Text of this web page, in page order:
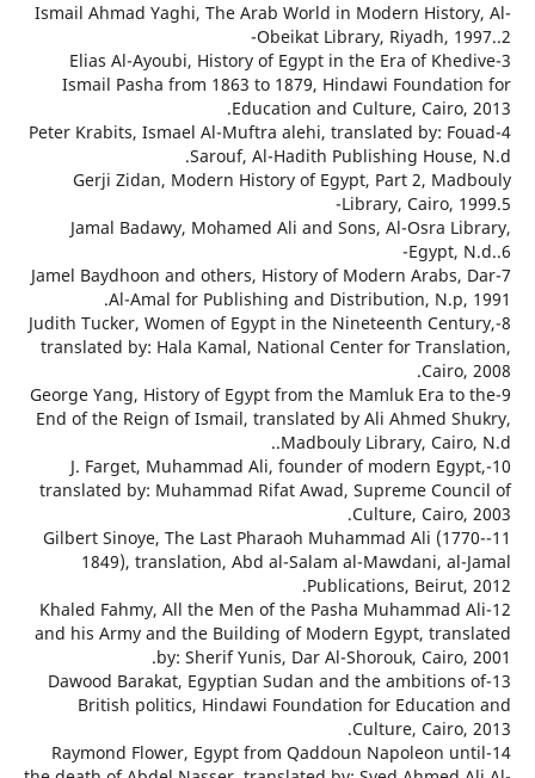
Ismail Ahmad Yaghi, The Arab World in Modern
Obeikat Library, Riyadh,
3-Elias Al-Ayoubi, History of Egypt in the Era of
Ismail Pasha from 1863 to 1879, Hindawi
Education and Culture,
4-Peter Krabits, Ismael Al-Muftra alehi, translated by:
Sarouf, Al-Hadith Publishing
Gerji Zidan, Modern History of Egypt, Part 2,
Library, Cairo,
Jamal Badawy, Mohamed Ali and Sons, Al-Osra
Egypt,
7-Jamel Baydhoon and others, History of Modern
Al-Amal for Publishing and Distribution,
8-Judith Tucker, Women of Egypt in the Nineteenth
translated by: Hala Kamal, National Center for
9-George Yang, History of Egypt from the Mamluk Era
End of the Reign of Ismail, translated by Ali Ahmed
Madbouly Library,
10-J. Farget, Muhammad Ali, founder of modern
translated by: Muhammad Rifat Awad, Supreme
Culture,
11-Gilbert Sinoye, The Last Pharaoh Muhammad Ali
1849), translation, Abd al-Salam al-Mawdani,
Publications,
12-Khaled Fahmy, All the Men of the Pasha
and his Army and the Building of Modern Egypt,
by: Sherif Yunis, Dar Al-Shorouk,
13-Dawood Barakat, Egyptian Sudan and the
British politics, Hindawi Foundation for
Culture,
14-Raymond Flower, Egypt from Qaddoun Napoleon